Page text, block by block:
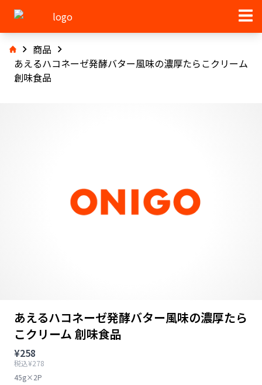
商品
あえるハコネーゼ発酵バター風味の濃厚たらこクリーム
創味食品
あえるハコネーゼ発酵バター風味の濃厚たら
こクリーム 創味食品
¥258
税込¥278
45g×2P